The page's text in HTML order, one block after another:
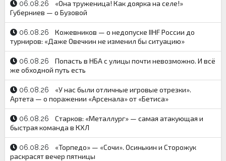
06.08.26
«Она труженица! Как доярка на селе!»
Губерниев — о Бузовой
06.08.26
Кожевников — о недопуске IIHF России до
турниров: «Даже Овечкин не изменил бы ситуацию»
06.08.26
Попасть в НБА с улицы почти невозможно. И всё
же обходной путь есть
06.08.26
«У нас были отличные игровые отрезки».
Артета — о поражении «Арсенала» от «Бетиса»
06.08.26
Старков: «Металлург» — самая атакующая и
быстрая команда в КХЛ
06.08.26
«Торпедо» — «Сочи». Осинькин и Сторожук
раскрасят вечер пятницы